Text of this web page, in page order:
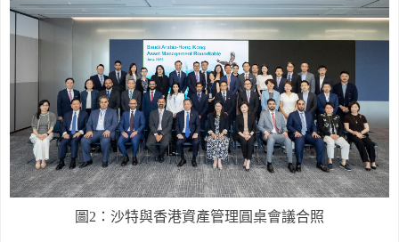
圖2 ：沙特與香港資產管理圓桌會議合照